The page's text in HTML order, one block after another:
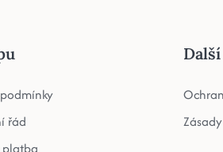
řád